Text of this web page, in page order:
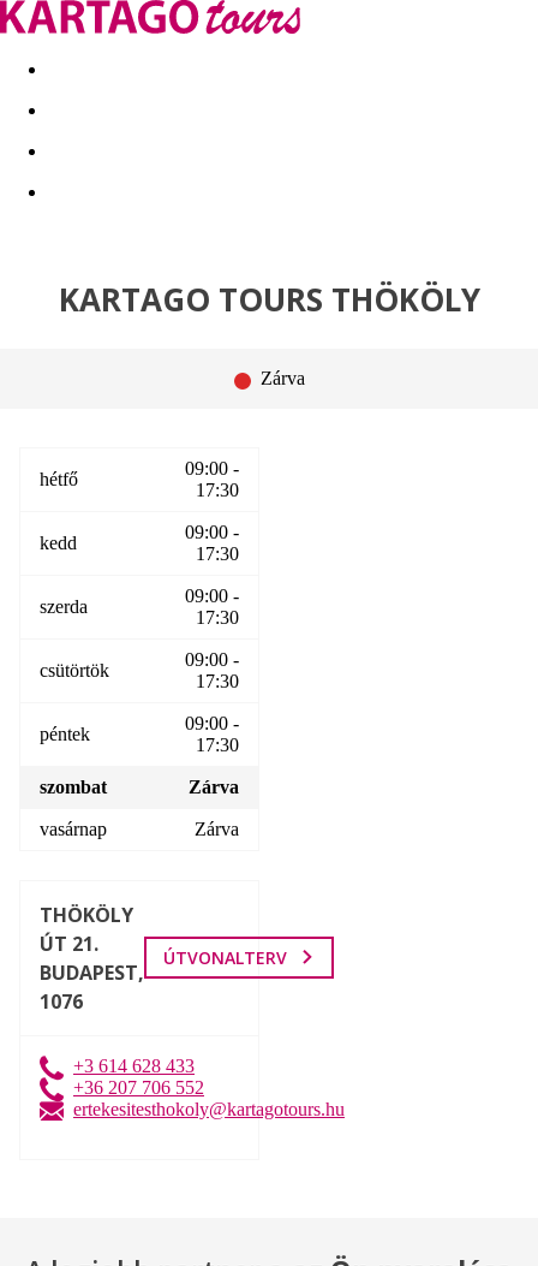
Kapcsolat Nyár 2026 Last Minute
KARTAGO TOURS THÖKÖLY
Zárva
hétfő
09:00 -
17:30
kedd
09:00 -
17:30
szerda
09:00 -
17:30
csütörtök
09:00 -
17:30
péntek
09:00 -
17:30
szombat Zárva
vasárnap Zárva
THÖKÖLY
ÚT 21.
BUDAPEST,
1076
ÚTVONALTERV
+3 614 628 433
+36 207 706 552
ertekesitesthokoly@kartagotours.hu